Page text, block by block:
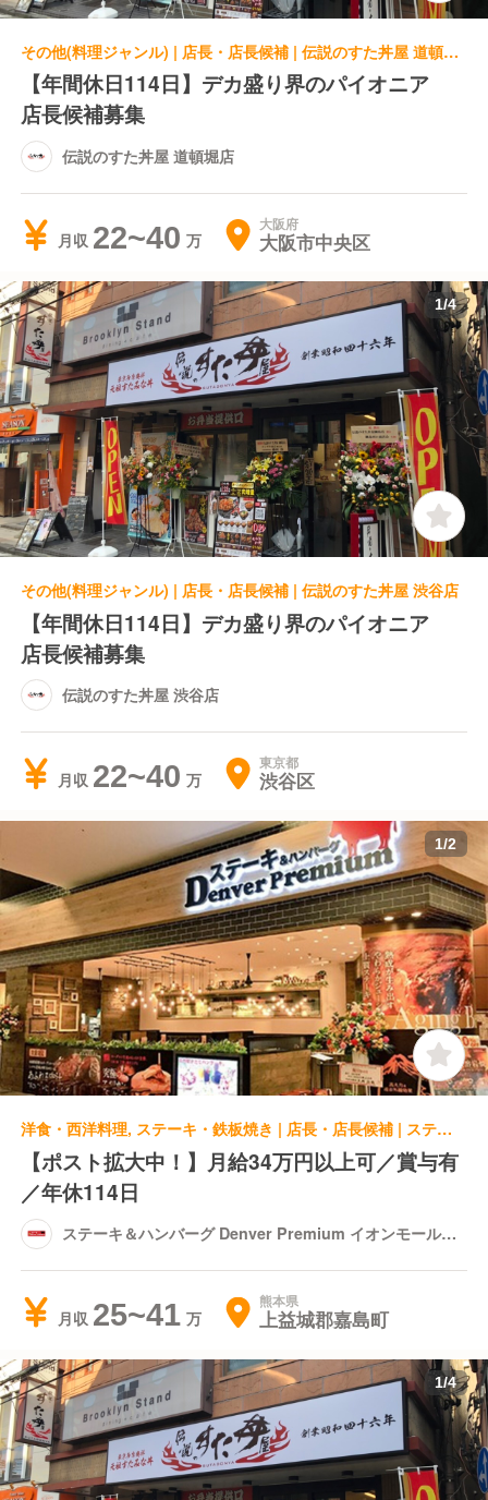
その他(料理ジャンル) | 店長・店長候補 | 伝説のすた丼屋 道頓堀店
【年間休日114日】デカ盛り界のパイオニア
店長候補募集
伝説のすた丼屋 道頓堀店
月収 22~40 大阪府
大阪市中央区
1/4
その他(料理ジャンル) | 店長・店長候補 | 伝説のすた丼屋 渋谷店
【年間休日114日】デカ盛り界のパイオニア
店長候補募集
伝説のすた丼屋 渋谷店
月収 22~40 東京都
渋谷区
1/2
洋食・西洋料理, ステーキ・鉄板焼き | 店長・店長候補 | ステーキ＆ハンバーグ Denver Premium イオンモール熊本店
【ポスト拡大中！】月給34万円以上可／賞与有
／年休114日
ステーキ＆ハンバーグ Denver Premium イオンモール熊
月収 25~41 熊本県
上益城郡嘉島町
1/4